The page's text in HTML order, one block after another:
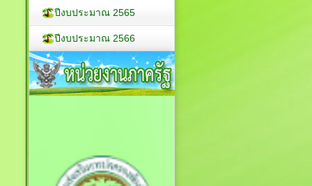
ปีงบประมาณ 2565
ปีงบประมาณ 2566